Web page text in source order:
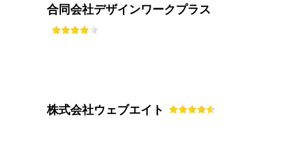
合同会社デザインワークプラス
株式会社ウェブエイト